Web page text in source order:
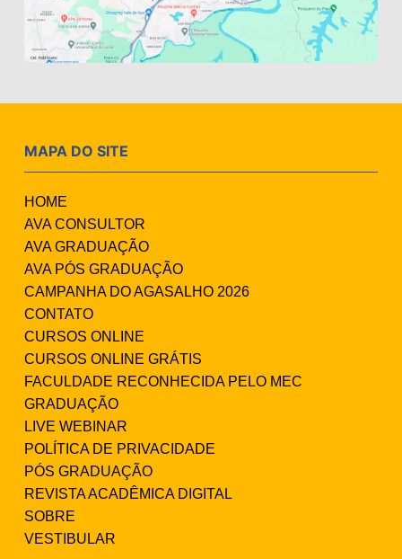
MAPA DO SITE
HOME
AVA CONSULTOR
AVA GRADUAÇÃO
AVA PÓS GRADUAÇÃO
CAMPANHA DO AGASALHO 2026
CONTATO
CURSOS ONLINE
CURSOS ONLINE GRÁTIS
FACULDADE RECONHECIDA PELO MEC
GRADUAÇÃO
LIVE WEBINAR
POLÍTICA DE PRIVACIDADE
PÓS GRADUAÇÃO
REVISTA ACADÊMICA DIGITAL
SOBRE
VESTIBULAR